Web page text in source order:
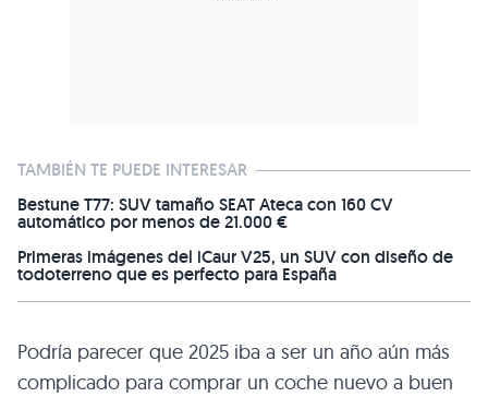
Podría parecer que 2025 iba a ser un año aún más
complicado para comprar un coche nuevo a buen
precio y que no fuese chino, pero nada más lejos
de la realidad. Y esto es posible gracias a marcas
Korando, unSUVcon tamaño deAteca, 149 CV y
bien equipadopor tan solo 20.100 euros.